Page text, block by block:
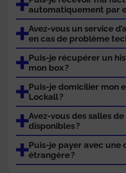
automatiquement par
Avez-vous un service
en cas de problème
Puis-je récupérer un
mon box ?
Puis-je domicilier mon
Lockall ?
Avez-vous des salles
disponibles ?
Puis-je payer avec une
étrangère ?